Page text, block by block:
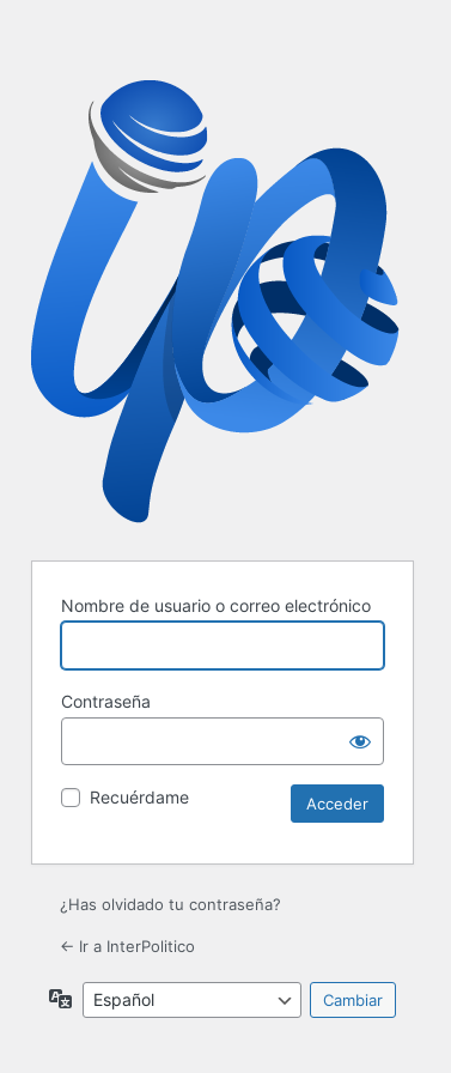
Nombre de usuario o correo electrónico
Contraseña
Recuérdame
¿Has olvidado tu contraseña?
← Ir a InterPolitico
Idioma